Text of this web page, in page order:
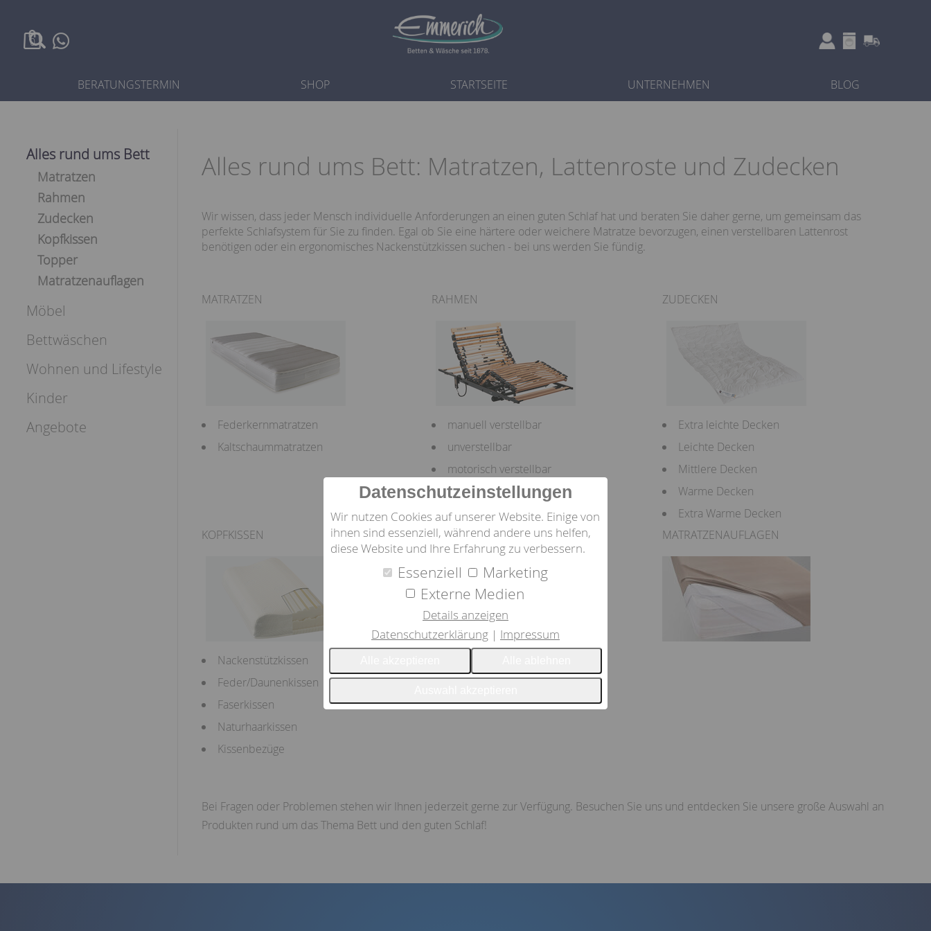
Datenschutzeinstellungen
Wir nutzen Cookies auf unserer Website. Einige von
ihnen sind essenziell, während andere uns helfen,
diese Website und Ihre Erfahrung zu verbessern.
Essenziell
Marketing
Externe Medien
Details anzeigen
Datenschutzerklärung
Impressum
0
BERATUNGSTERMIN SHOP STARTSEITE UNTERNEHMEN BLOG
Alles rund ums Bett
Matratzen
Rahmen
Zudecken
Kopfkissen
Topper
Matratzenauflagen
Möbel
Bettwäschen
Wohnen und Lifestyle
Kinder
Angebote
Alles rund ums Bett: Matratzen, Lattenroste und Zudecken
Wir wissen, dass jeder Mensch individuelle Anforderungen an einen guten Schlaf hat und beraten Sie daher gerne, um gemeinsam das
perfekte Schlafsystem für Sie zu finden. Egal ob Sie eine härtere oder weichere Matratze bevorzugen, einen verstellbaren Lattenrost
benötigen oder ein ergonomisches Nackenstützkissen suchen - bei uns werden Sie fündig.
MATRATZEN
Federkernmatratzen
Kaltschaummatratzen
RAHMEN
manuell verstellbar
unverstellbar
motorisch verstellbar
ZUDECKEN
Extra leichte Decken
Leichte Decken
Mittlere Decken
Warme Decken
Extra Warme Decken
KOPFKISSEN
Nackenstützkissen
Feder/Daunenkissen
Faserkissen
Naturhaarkissen
Kissenbezüge
TOPPER MATRATZENAUFLAGEN
Bei Fragen oder Problemen stehen wir Ihnen jederzeit gerne zur Verfügung. Besuchen Sie uns und entdecken Sie unsere große Auswahl an
Produkten rund um das Thema Bett und den guten Schlaf!